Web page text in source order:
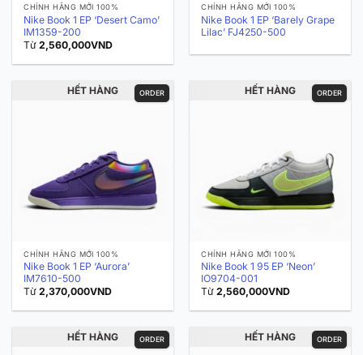
CHÍNH HÃNG MỚI 100%
Nike Book 1 EP ‘Desert Camo’
IM1359-200
Từ2,560,000VND
CHÍNH HÃNG MỚI 100%
Nike Book 1 EP ‘Barely Grape
Lilac’ FJ4250-500
ORDER
HẾT HÀNG
CHÍNH HÃNG MỚI 100%
Nike Book 1 EP ‘Aurora’
IM7610-500
Từ2,370,000VND
ORDER
HẾT HÀNG
CHÍNH HÃNG MỚI 100%
Nike Book 1 95 EP ‘Neon’
IO9704-001
Từ2,560,000VND
ORDER
HẾT HÀNG ORDER
HẾT HÀNG